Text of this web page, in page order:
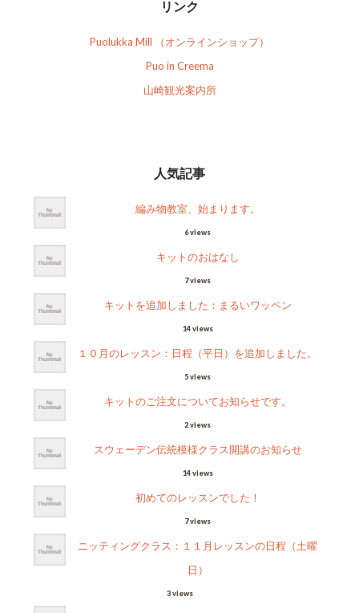
リンク
Puolukka Mill （オンラインショップ）
Puo in Creema
山崎観光案内所
人気記事
編み物教室、始まります。
6 views
キットのおはなし
7 views
キットを追加しました：まるいワッペン
14 views
１０月のレッスン：日程（平日）を追加しました。
5 views
キットのご注文についてお知らせです。
2 views
スウェーデン伝統模様クラス開講のお知らせ
14 views
初めてのレッスンでした！
7 views
ニッティングクラス：１１月レッスンの日程（土曜
日）
3 views